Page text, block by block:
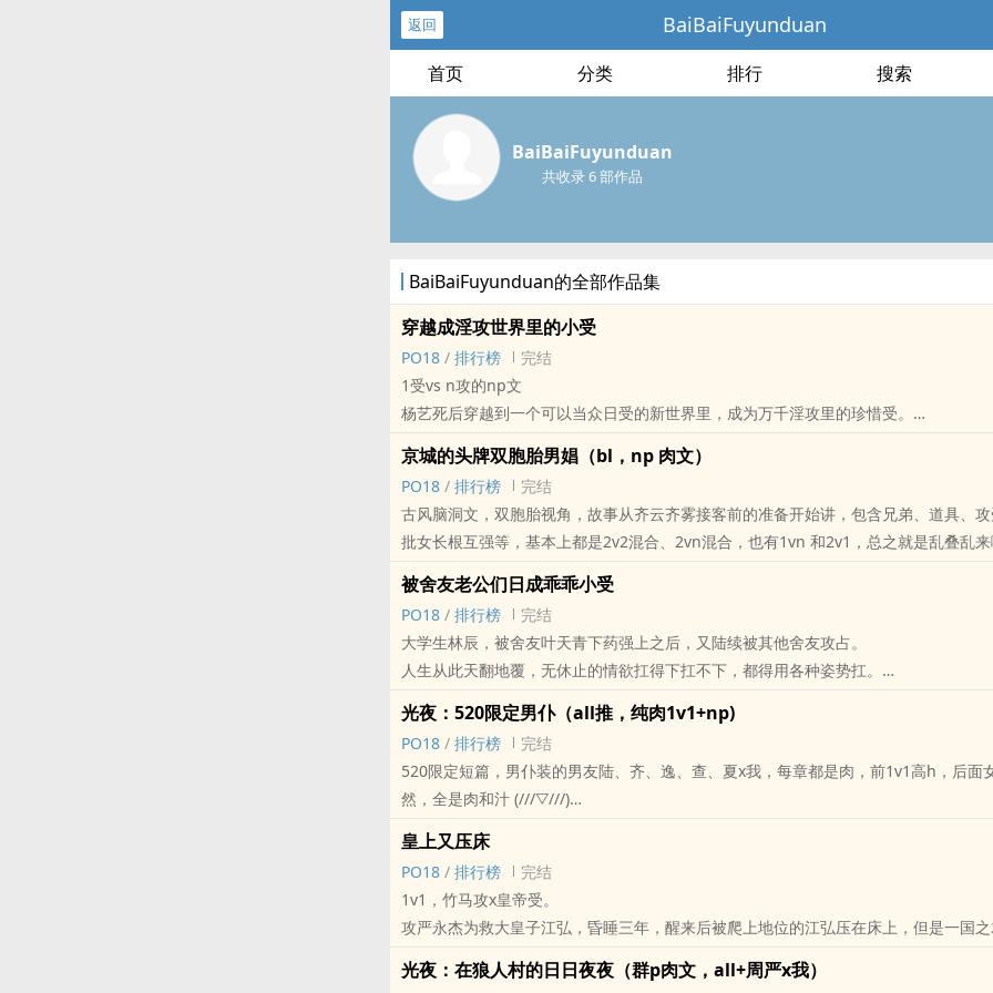
返回 BaiBaiFuyunduan
首页 分类 排行 搜索
BaiBaiFuyunduan
共收录 6 部作品
BaiBaiFuyunduan的全部作品集
穿越成淫攻世界里的小受
‍P‌O‌‍‍1‎8‌ / 排行榜
完结
1受vs n攻的np文
杨艺死后穿越到一个可以当众日受的新世界里，成为万千淫攻里的珍惜受。
少量剧情+多肉
包含多p、当众、强制、父子、地铁、直播、警、轮、白月光等，有happy ending
几乎每章都是肉，所以隔5或6或7章锁，锁前章有提醒，2000字50币左右（文在ht 发
其他文搬过来）
标签： ‎‎‌高‍H‍‌ / NP / BL / ‌‎肉‍‎文‌‍ / 穿越 /
京城的头牌双胞胎男娼（bl，np ‌‎肉‍‎文‌‍）
‍P‌O‌‍‍1‎8‌ / 排行榜
完结
古风脑洞文，双胞胎视角，故事从齐云齐雾接客前的准备开始讲，包含兄弟、道具、
批女长根互强等，基本上都是2v2混合、2vn混合，也有1vn 和2v1，总之就是乱叠乱
齐雾：双胞胎弟弟，喜欢哥哥齐云，无根长批，体弱受。
严正武：将军，强攻，x齐云齐雾x亲弟弟
严正文：x齐云齐雾，不小心被哥哥得逞
邱少：纨绔子弟攻，喜欢滴蜡捆绑，x齐云齐雾
段正泽：变态大叔攻，喜欢sm ，险些弄死齐雾
包含杀手攻受、大屌圣女、人骚的长批教主受、正派剑客小哥。
肉章多，酌情锁，锁前有提示，2000字50币左右，文在ht首发
标签： ‎‎‌高‍H‍‌ / NP / BL / 古代 / ‌‎肉‍‎文‌‍ /
被舍友老公们日成乖乖小受
‍P‌O‌‍‍1‎8‌ / 排行榜
完结
大学生林辰，被舍友叶天青下药强上之后，又陆续被其他舍友攻占。
人生从此天翻地覆，无休止的‌情‌‌欲‍‎‌扛得下扛不下，都得用各种姿势扛。
受：林辰，乖宝男，学霸，怕疼，做爱时容易哭，易脸红
攻1：叶天青，长相温柔实际是个s，每次都是在纠结和压制中操哭林辰
攻2: 夏州，一身肌肉，武力值max，实际是个温柔攻，从高中开始喜欢林辰
攻3: 贺辞，戴上眼镜是个斯文精英，上床摘下眼镜就狂飙脏话，爱情疯子
剧情不锁，高速车不锁（文在ht 发过，会继续搬过来，新文同时更）
标签： ‎‎‌高‍H‍‌ / NP / BL / 校园H / ‌‎肉‍‎文‌‍ /
光夜：520限定男仆（all推，‍‍纯‍‍肉‍‎‌‍1‌‎‌v‎‎‌1‌‎+np)
‍P‌O‌‍‍1‎8‌ / 排行榜
完结
520限定短篇，男仆装的男友陆、齐、逸、查、夏x我，每章都是肉，前‍1‌‎‌v‎‎‌1‌‎‍高‎h‎‍，后面
然，全是肉和汁 (///▽///)
齐司礼：兽耳玉柱男仆
查理苏：持久黑柱男仆
萧逸：‍‍‌情‍趣‎弯月男仆
夏鸣星：专属灼热男仆
‍1‌‎‌v‎‎‌1‌‎肉肉不锁，后面女仆部分锁，锁前有提示，2000字50币左右
皇上又压床
‍P‌O‌‍‍1‎8‌ / 排行榜
完结
‍1‌‎‌v‎‎‌1‌‎，竹马攻x皇帝受。
攻严永杰为救大皇子江弘，昏睡三年，醒来后被爬上地位的江弘压在床上，但是一国
愿作受。
后身体未恢复的严永杰作为军师陪江弘出征。
光夜：在狼人村的日日夜夜（群p‌‎肉‍‎文‌‍，all+周严x我）